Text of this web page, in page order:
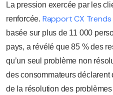
La pression exercée par les
renforcée. Rapport CX
basée sur plus de 11 000
pays, a révélé que 85 % des
qu’un seul problème non
des consommateurs
de la résolution des